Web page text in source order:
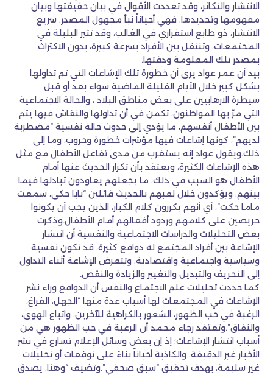
الانتشار والتكاثر، وقد تعددت الأقوال في بيان حقيقتها وبيان
مفهومها وتحديدها، فهي أحياناً نبأ مجهول المصدر، سريع
الانتشار، ذو طابع استفزازي في الغالب، وقد تثير البلبلة في
المجتمعات، وتنتقل بين الأفراد بسرعة كبيرة، بدون الاكتراث
بمصدر تلك المعلومة ودقتها.
بيد أن عمر عواد يرى أن خطورة تلك الإشاعات التي تم تداولها
بشكل كبير خلال الأيام القليلة الماضية سواء بعد أو قبل
سيطرة الارهابيين على بعض مناطق البلاد ، والحالة الاجتماعية
التي مرّ بها المواطنون، تكمن في أن تداولها والنقاش فيها يتم
بين الأطفال أنفسهم، ما يؤدي إلى حدوث حالة نفسية “مضطربة
لديهم”، كونها إشاعات فيها مؤشرات خطورة وحروب، وما إلى
ذلك.ويقول عواد إنه يستغرب من مدى تفاعل الأطفال مع مثل
هذه الإشاعات الكثيرة، ويعتقد بأن تكرار الحديث عنها أمام
الأطفال هو السبب في ذلك، ما يجعلهم يعاودون تبادلها فيما
بينهم، ويؤكدون خلال لعبهم بالحديث قائلين “بابا حكى، سمعت
ماما حكت”، أي أنهم يكررون كلام الكبار، الذين يجب أن يكونوا
حريصين على كلامهم وردود أفعالهم أمام الأطفال.وذكرت
بعض التحليلات والدراسات الاجتماعية والنفسية أن انتشار
الإشاعة بين أفراد المجتمع له دوافع كثيرة، قد تكون نفسية
وسياسية واجتماعية واقتصادية، وتتعرض الإشاعة أثناء التداول
إلى التحريف والتبديل والتغيير والزيادة والنقص.
كما حددت تحليلات علم الاجتماع والنفس أن الدوافع وراء نشر
الإشاعات في المجتمعات لها أسباب عدة منها “الجهل، الفراغ،
الرغبة في حب الظهور، الشعور بالكراهية للآخرين، واتباع الهوى،
والنفاق”.وتعتقد رجاء محمد أن الرغبة في حب الظهور هي من
أسباب انتشار الإشاعات؛ إذ إن بعض وسائل الإعلام تسارع في نشر
الأخبار غير الدقيقة، والكاذبة أحياناً بناءً على توقعات أو تحليلات
غير سليمة، بهدف تحقيق “سبق صحفي”.وتضيف “وهنا، يصدق